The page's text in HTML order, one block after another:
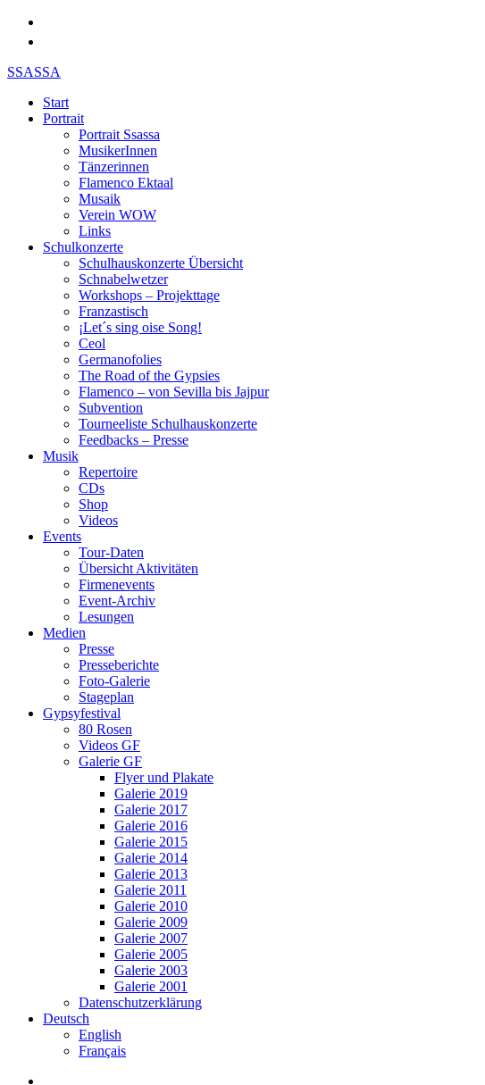
SSASSA
Start
Portrait
Portrait Ssassa
MusikerInnen
Tänzerinnen
Flamenco Ektaal
Musaik
Verein WOW
Links
Schulkonzerte
Schulhauskonzerte Übersicht
Schnabelwetzer
Workshops – Projekttage
Franzastisch
¡Let´s sing oise Song!
Ceol
Germanofolies
The Road of the Gypsies
Flamenco – von Sevilla bis Jajpur
Subvention
Tourneeliste Schulhauskonzerte
Feedbacks – Presse
Musik
Repertoire
CDs
Shop
Videos
Events
Tour-Daten
Übersicht Aktivitäten
Firmenevents
Event-Archiv
Lesungen
Medien
Presse
Presseberichte
Foto-Galerie
Stageplan
Gypsyfestival
80 Rosen
Videos GF
Galerie GF
Flyer und Plakate
Galerie 2019
Galerie 2017
Galerie 2016
Galerie 2015
Galerie 2014
Galerie 2013
Galerie 2011
Galerie 2010
Galerie 2009
Galerie 2007
Galerie 2005
Galerie 2003
Galerie 2001
Datenschutzerklärung
Deutsch
English
Français